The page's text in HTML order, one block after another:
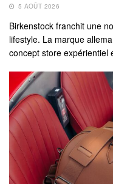
5 AOÛT 2026
Birkenstock franchit une
lifestyle. La marque
concept store expérientiel